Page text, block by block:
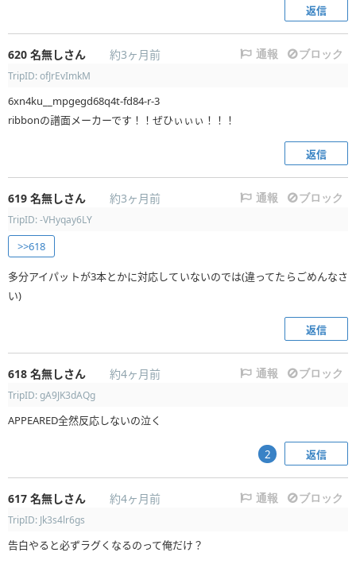
返信
620 名無しさん 約3ヶ月前 通報 ブロック
TripID: ofJrEvImkM
6xn4ku__mpgegd68q4t-fd84-r-3
ribbonの譜面メーカーです！！ぜひぃぃぃ！！！
返信
619 名無しさん 約3ヶ月前 通報 ブロック
TripID: -VHyqay6LY
>>618
多分アイパットが3本とかに対応していないのでは(違ってたらごめんなさ
い)
返信
618 名無しさん 約4ヶ月前 通報 ブロック
TripID: gA9JK3dAQg
APPEARED全然反応しないの泣く
返信
2
617 名無しさん 約4ヶ月前 通報 ブロック
TripID: Jk3s4lr6gs
告白やると必ずラグくなるのって俺だけ？